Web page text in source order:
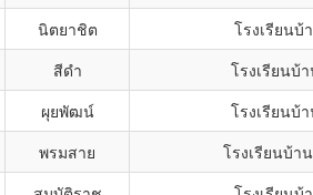
นิตยาชิต โรงเรียนบ้
สีดำ โรงเรียนบ้
ผุยพัฒน์ โรงเรียนบ้
พรมสาย โรงเรียนบ้า